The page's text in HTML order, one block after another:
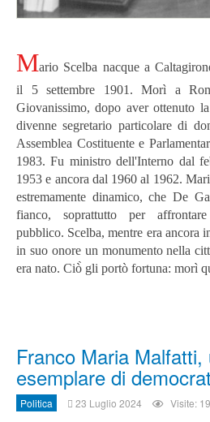
Mario Scelba nacque a
il 5 settembre 1901. Morì a
Giovanissimo, dopo aver ottenuto
divenne segretario particolare di
Assemblea Costituente e
1983. Fu ministro dell'Interno dal
1953 e ancora dal 1960 al 1962.
estremamente dinamico, che De
fianco, soprattutto per
pubblico. Scelba, mentre era ancora
in suo onore un monumento nella
era nato. Ciò̀ gli portò fortuna: morì
Franco Maria
esemplare di
Politica 23 Luglio 2024 Visite: